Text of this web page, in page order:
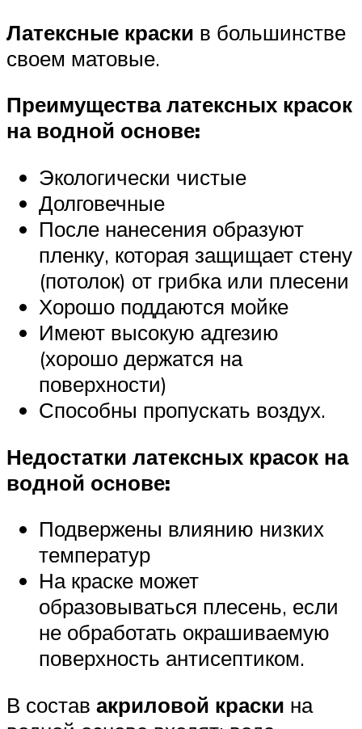
Латексные краски в большинстве
своем матовые.
Преимущества латексных красок
на водной основе:
Экологически чистые
Долговечные
После нанесения образуют
пленку, которая защищает стену
(потолок) от грибка или плесени
Хорошо поддаются мойке
Имеют высокую адгезию
(хорошо держатся на
поверхности)
Способны пропускать воздух.
Недостатки латексных красок на
водной основе:
Подвержены влиянию низких
температур
На краске может
образовываться плесень, если
не обработать окрашиваемую
поверхность антисептиком.
В состав акриловой краски на